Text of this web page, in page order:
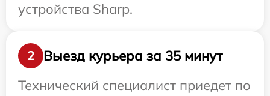
устройства Sharp.
2
Выезд курьера за 35 минут
Технический специалист приедет по